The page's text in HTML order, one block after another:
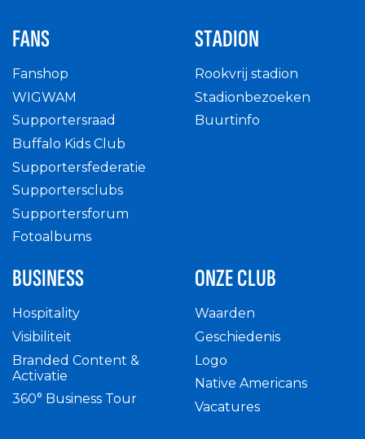
FANS
Fanshop
WIGWAM
Supportersraad
Buffalo Kids Club
Supportersfederatie
Supportersclubs
Supportersforum
Fotoalbums
STADION
Rookvrij stadion
Stadionbezoeken
Buurtinfo
BUSINESS
Hospitality
Visibiliteit
Branded Content &
Activatie
360° Business Tour
ONZE CLUB
Waarden
Geschiedenis
Logo
Native Americans
Vacatures